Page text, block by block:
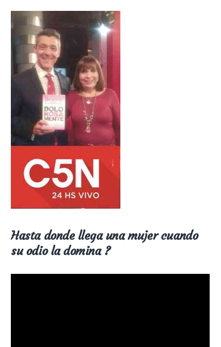
Hasta donde llega una mujer cuando
su odio la domina ?